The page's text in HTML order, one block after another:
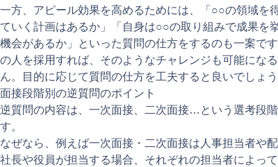
一方、アピール効果を高めるためには、「○○の領域を
ていく計画はあるか」「自身は○○の取り組みで成果を
機会があるか」といった質問の仕方をするのも一案で
の人を採用すれば、そのようなチャレンジも可能にな
ん。目的に応じて質問の仕方を工夫すると良いでしょう
面接段階別の逆質問のポイント
逆質問の内容は、一次面接、二次面接…という選考段
す。
なぜなら、例えば一次面接・二次面接は人事担当者や
社長や役員が担当する場合、それぞれの担当者によっ